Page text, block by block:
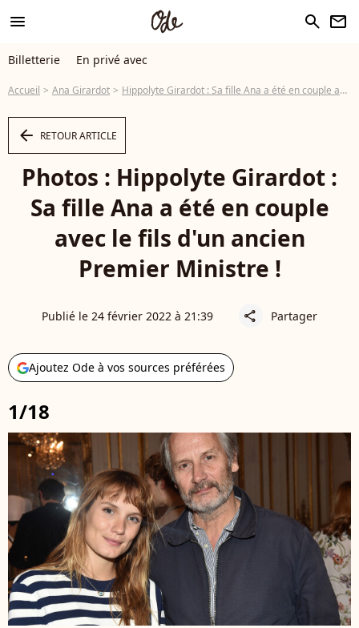
menu search newsletter
Billetterie En privé avec
Accueil Ana Girardot Hippolyte Girardot : Sa fille Ana a été en couple avec le fils d'un ancien Premier Ministre !
arrow_left RETOUR ARTICLE
Photos : Hippolyte Girardot :
Sa fille Ana a été en couple
avec le fils d'un ancien
Premier Ministre !
Publié le 24 février 2022 à 21:39 share Partager
Ajoutez Ode à vos sources préférées
1/18